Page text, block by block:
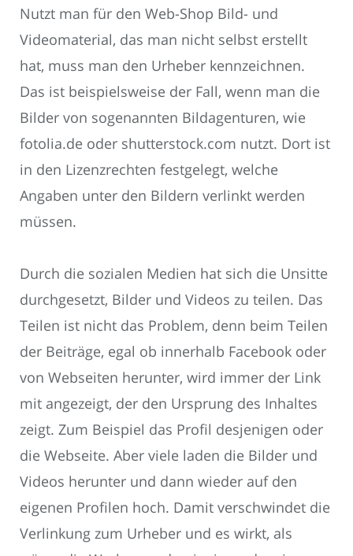
Nutzt man für den Web-Shop Bild- und
Videomaterial, das man nicht selbst erstellt
hat, muss man den Urheber kennzeichnen.
Das ist beispielsweise der Fall, wenn man die
Bilder von sogenannten Bildagenturen, wie
fotolia.de oder shutterstock.com nutzt. Dort ist
in den Lizenzrechten festgelegt, welche
Angaben unter den Bildern verlinkt werden
müssen.
Durch die sozialen Medien hat sich die Unsitte
durchgesetzt, Bilder und Videos zu teilen. Das
Teilen ist nicht das Problem, denn beim Teilen
der Beiträge, egal ob innerhalb Facebook oder
von Webseiten herunter, wird immer der Link
mit angezeigt, der den Ursprung des Inhaltes
zeigt. Zum Beispiel das Profil desjenigen oder
die Webseite. Aber viele laden die Bilder und
Videos herunter und dann wieder auf den
eigenen Profilen hoch. Damit verschwindet die
Verlinkung zum Urheber und es wirkt, als